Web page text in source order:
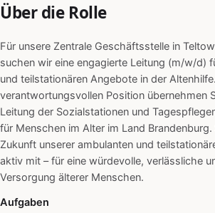
Über die Rolle
Für unsere Zentrale Geschäftsstelle in
suchen wir eine engagierte Leitung (m/w/d)
und teilstationären Angebote in der
verantwortungsvollen Position übernehmen
Leitung der Sozialstationen und
für Menschen im Alter im Land
Zukunft unserer ambulanten und
aktiv mit – für eine würdevolle, verlässliche
Versorgung älterer Menschen.
Aufgaben